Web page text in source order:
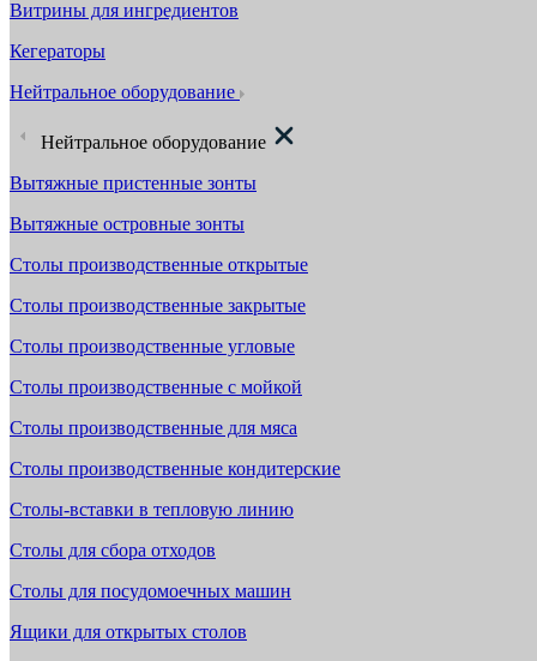
Витрины для ингредиентов
Кегераторы
Нейтральное оборудование
Нейтральное оборудование
Вытяжные пристенные зонты
Вытяжные островные зонты
Столы производственные открытые
Столы производственные закрытые
Столы производственные угловые
Столы производственные с мойкой
Столы производственные для мяса
Столы производственные кондитерские
Столы-вставки в тепловую линию
Столы для сбора отходов
Столы для посудомоечных машин
Ящики для открытых столов